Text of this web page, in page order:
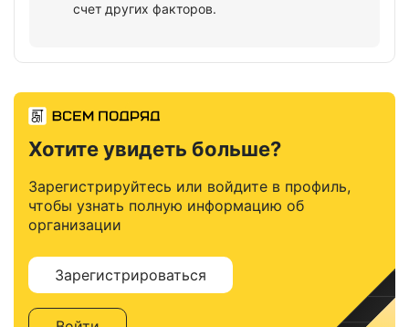
счет других факторов.
Хотите увидеть больше?
Зарегистрируйтесь или войдите в профиль,
чтобы узнать полную информацию об
организации
Зарегистрироваться